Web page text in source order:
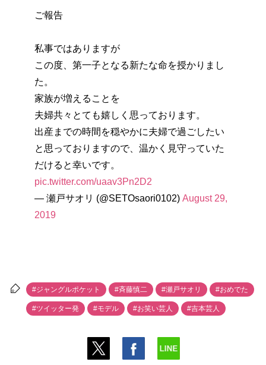
ご報告
私事ではありますが
この度、第一子となる新たな命を授かりまし
た。
家族が増えることを
夫婦共々とても嬉しく思っております。
出産までの時間を穏やかに夫婦で過ごしたい
と思っておりますので、温かく見守っていた
だけると幸いです。
pic.twitter.com/uaav3Pn2D2
— 瀬戸サオリ (@SETOsaori0102) August 29,
2019
#ジャングルポケット #斉藤慎二 #瀬戸サオリ #おめでた
#ツイッター発 #モデル #お笑い芸人 #吉本芸人